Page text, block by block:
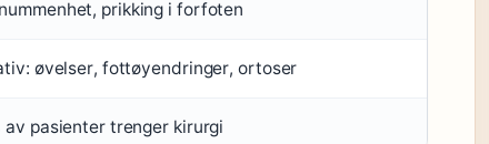
prikking i forfoten
øvelser, fottøyendringer, ortoser
av pasienter trenger kirurgi